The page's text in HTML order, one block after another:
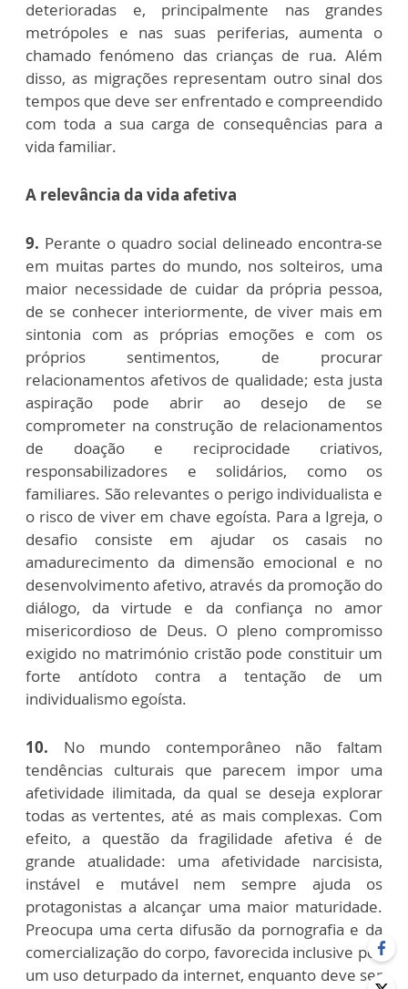
deterioradas e, principalmente nas grandes
metrópoles e nas suas periferias, aumenta o
chamado fenómeno das crianças de rua. Além
disso, as migrações representam outro sinal dos
tempos que deve ser enfrentado e compreendido
com toda a sua carga de consequências para a
vida familiar.
A relevância da vida afetiva
9. Perante o quadro social delineado encontra-se
em muitas partes do mundo, nos solteiros, uma
maior necessidade de cuidar da própria pessoa,
de se conhecer interiormente, de viver mais em
sintonia com as próprias emoções e com os
próprios sentimentos, de procurar
relacionamentos afetivos de qualidade; esta justa
aspiração pode abrir ao desejo de se
comprometer na construção de relacionamentos
de doação e reciprocidade criativos,
responsabilizadores e solidários, como os
familiares. São relevantes o perigo individualista e
o risco de viver em chave egoísta. Para a Igreja, o
desafio consiste em ajudar os casais no
amadurecimento da dimensão emocional e no
desenvolvimento afetivo, através da promoção do
diálogo, da virtude e da confiança no amor
misericordioso de Deus. O pleno compromisso
exigido no matrimónio cristão pode constituir um
forte antídoto contra a tentação de um
individualismo egoísta.
10.
No mundo contemporâneo não faltam
tendências culturais que parecem impor uma
afetividade ilimitada, da qual se deseja explorar
todas as vertentes, até as mais complexas. Com
efeito, a questão da fragilidade afetiva é de
grande atualidade: uma afetividade narcisista,
instável e mutável nem sempre ajuda os
protagonistas a alcançar uma maior maturidade.
Preocupa uma certa difusão da pornografia e da
comercialização do corpo, favorecida inclusive por
um uso deturpado da internet, enquanto deve ser